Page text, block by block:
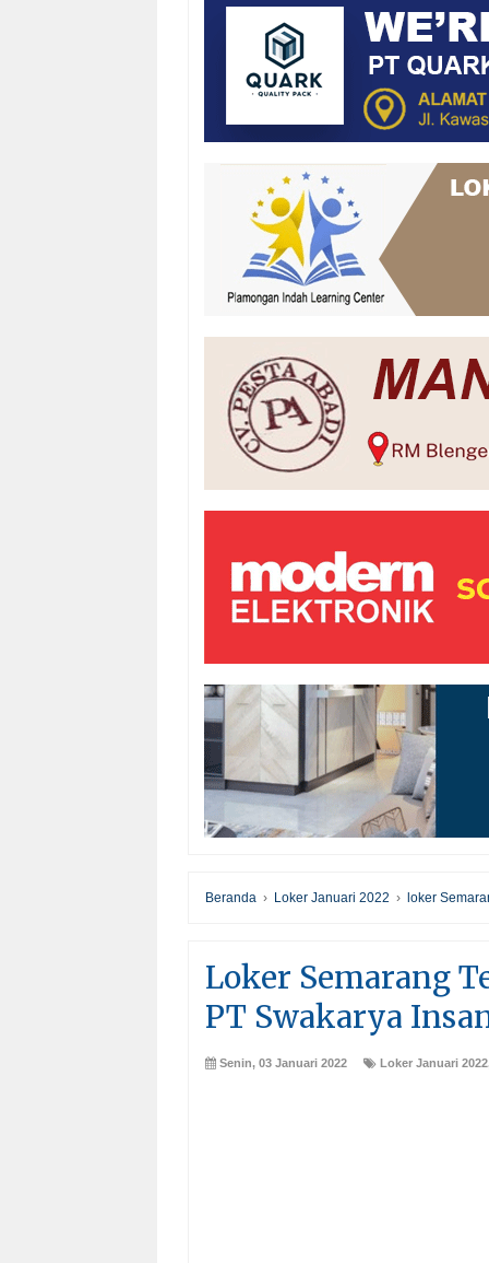
Beranda › Loker Januari 2022 › loker
Loker Semarang
PT Swakarya
Senin, 03 Januari 2022 Loker Januari 2022